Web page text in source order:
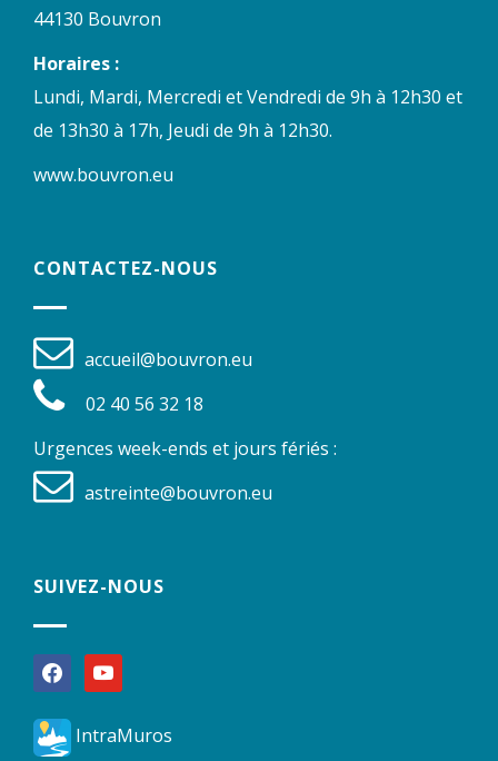
44130 Bouvron
Horaires :
Lundi, Mardi, Mercredi et Vendredi de 9h à 12h30 et
de 13h30 à 17h, Jeudi de 9h à 12h30.
www.bouvron.eu
CONTACTEZ-NOUS
accueil@bouvron.eu
02 40 56 32 18
Urgences week-ends et jours fériés :
astreinte@bouvron.eu
SUIVEZ-NOUS
facebookyoutube
IntraMuros